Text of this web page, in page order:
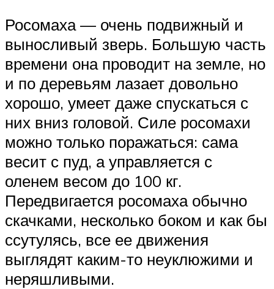
Росомаха — очень подвижный и
выносливый зверь. Большую часть
времени она проводит на земле, но
и по деревьям лазает довольно
хорошо, умеет даже спускаться с
них вниз головой. Силе росомахи
можно только поражаться: сама
весит с пуд, а управляется с
оленем весом до 100 кг.
Передвигается росомаха обычно
скачками, несколько боком и как бы
ссутулясь, все ее движения
выглядят каким-то неуклюжими и
неряшливыми.